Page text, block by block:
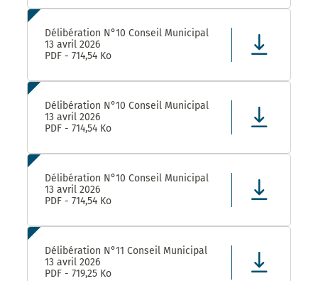
Délibération N°10 Conseil Municipal
13 avril 2026
PDF - 714,54 Ko
Délibération N°10 Conseil Municipal
13 avril 2026
PDF - 714,54 Ko
Délibération N°10 Conseil Municipal
13 avril 2026
PDF - 714,54 Ko
Délibération N°11 Conseil Municipal
13 avril 2026
PDF - 719,25 Ko